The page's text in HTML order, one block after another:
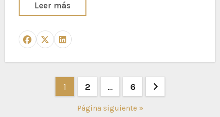
Leer más
Paginación
1 2 … 6
Página siguiente »